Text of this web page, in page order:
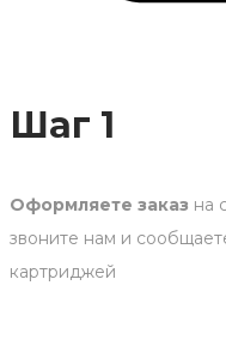
Шаг 1
Оформляете заказ на
звоните нам и
картриджей